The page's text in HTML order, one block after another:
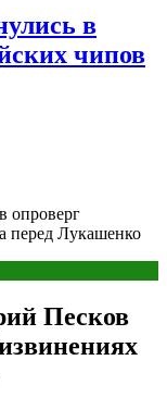
в
чипов
опроверг
перед Лукашенко
Песков